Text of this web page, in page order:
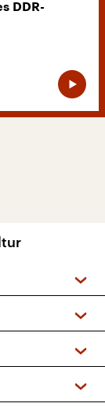
DDR-